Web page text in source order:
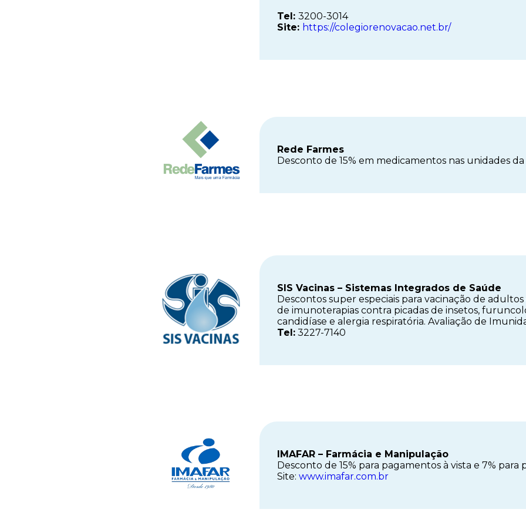
Tel: 3200-3014
Site: https://colegiorenovacao.net.br/
Rede Farmes
Desconto de 15% em medicamentos nas unidades
SIS Vacinas – Sistemas Integrados de Saúde
Descontos super especiais para vacinação de adultos
de imunoterapias contra picadas de insetos,
candidíase e alergia respiratória. Avaliação de
Tel: 3227-7140
IMAFAR – Farmácia e Manipulação
Desconto de 15% para pagamentos à vista e 7% para
Site: www.imafar.com.br